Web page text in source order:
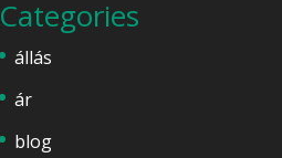
Categories
állás
ár
blog